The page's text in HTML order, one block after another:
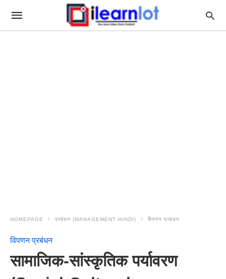
HOMEPAGE प्रबंधन (MANAGEMENT HINDI) विपणन प्रबंधन
विपणन प्रबंधन
सामाजिक-सांस्कृतिक पर्यावरण